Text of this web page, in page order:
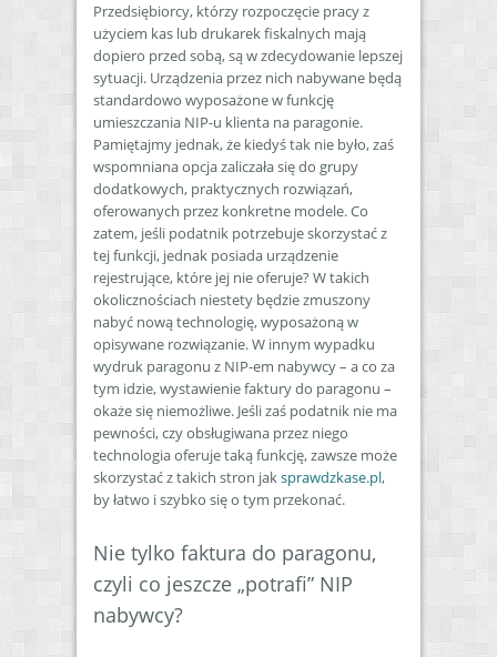
Przedsiębiorcy, którzy rozpoczęcie pracy z
użyciem kas lub drukarek fiskalnych mają
dopiero przed sobą, są w zdecydowanie lepszej
sytuacji. Urządzenia przez nich nabywane będą
standardowo wyposażone w funkcję
umieszczania NIP-u klienta na paragonie.
Pamiętajmy jednak, że kiedyś tak nie było, zaś
wspomniana opcja zaliczała się do grupy
dodatkowych, praktycznych rozwiązań,
oferowanych przez konkretne modele. Co
zatem, jeśli podatnik potrzebuje skorzystać z
tej funkcji, jednak posiada urządzenie
rejestrujące, które jej nie oferuje? W takich
okolicznościach niestety będzie zmuszony
nabyć nową technologię, wyposażoną w
opisywane rozwiązanie. W innym wypadku
wydruk paragonu z NIP-em nabywcy – a co za
tym idzie, wystawienie faktury do paragonu –
okaże się niemożliwe. Jeśli zaś podatnik nie ma
pewności, czy obsługiwana przez niego
technologia oferuje taką funkcję, zawsze może
skorzystać z takich stron jaksprawdzkase.pl,
by łatwo i szybko się o tym przekonać.
Nie tylko faktura do paragonu,
czyli co jeszcze „potrafi” NIP
nabywcy?